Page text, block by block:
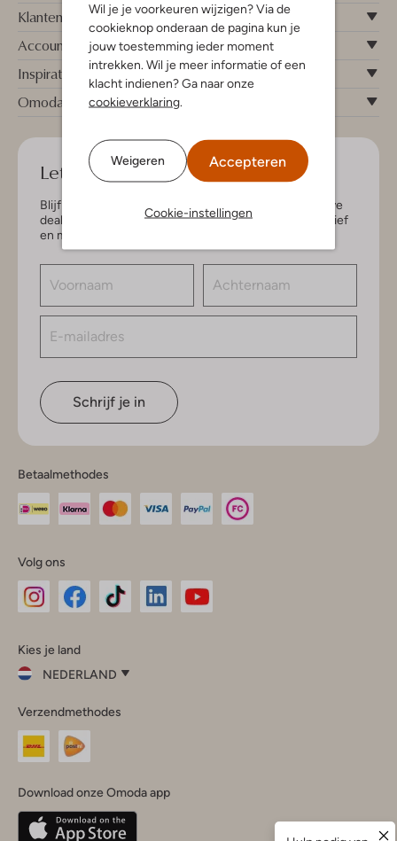
Wil je je voorkeuren wijzigen? Via de
cookieknop onderaan de pagina kun je
jouw toestemming ieder moment
intrekken. Wil je meer informatie of een
klacht indienen? Ga naar onze
cookieverklaring
Weigeren Accepteren
Cookie-instellingen
Klantenservice
Account
Inspiratie
Omoda
Let's keep in touch!
Blijf op de hoogte van de nieuwste items en exclusieve
deals, speciaal voor jou. Schrijf je in voor de nieuwsbrief
en maak kans op € 150,- shoptegoed.
Schrijf je in
Betaalmethodes
Volg ons
InstagramFacebook
Kies je land
NEDERLAND
je
land
Nederland
Belgique(Français)
Deutschland
Verzendmethodes
Download onze Omoda app